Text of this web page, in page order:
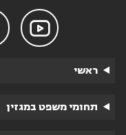

ראשי
תחומי משפט במגזין